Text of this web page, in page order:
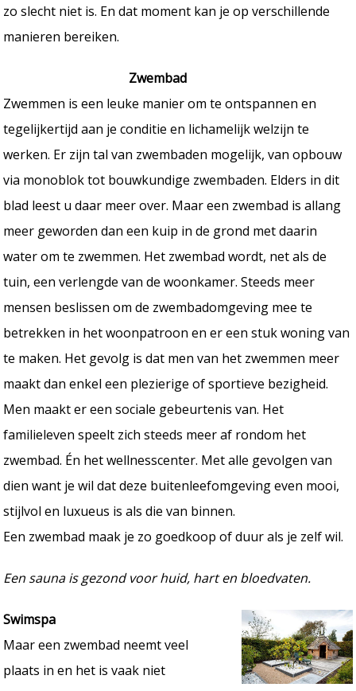
zo slecht niet is. En dat moment kan je op verschillende
manieren bereiken.
Zwembad
Zwemmen is een leuke manier om te ontspannen en
tegelijkertijd aan je conditie en lichamelijk welzijn te
werken. Er zijn tal van zwembaden mogelijk, van opbouw
via monoblok tot bouwkundige zwembaden. Elders in dit
blad leest u daar meer over. Maar een zwembad is allang
meer geworden dan een kuip in de grond met daarin
water om te zwemmen. Het zwembad wordt, net als de
tuin, een verlengde van de woonkamer. Steeds meer
mensen beslissen om de zwembadomgeving mee te
betrekken in het woonpatroon en er een stuk woning van
te maken. Het gevolg is dat men van het zwemmen meer
maakt dan enkel een plezierige of sportieve bezigheid.
Men maakt er een sociale gebeurtenis van. Het
familieleven speelt zich steeds meer af rondom het
zwembad. Én het wellnesscenter. Met alle gevolgen van
dien want je wil dat deze buitenleefomgeving even mooi,
stijlvol en luxueus is als die van binnen.
Een zwembad maak je zo goedkoop of duur als je zelf wil.
Een sauna is gezond voor huid, hart en bloedvaten.
Swimspa
Maar een zwembad neemt veel
plaats in en het is vaak niet